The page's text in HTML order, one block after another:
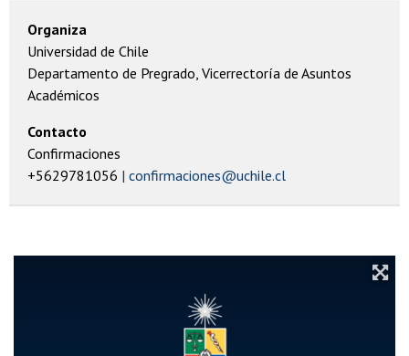
Organiza
Universidad de Chile
Departamento de Pregrado, Vicerrectoría de Asuntos
Académicos
Contacto
Confirmaciones
+5629781056
confirmaciones@uchile.cl